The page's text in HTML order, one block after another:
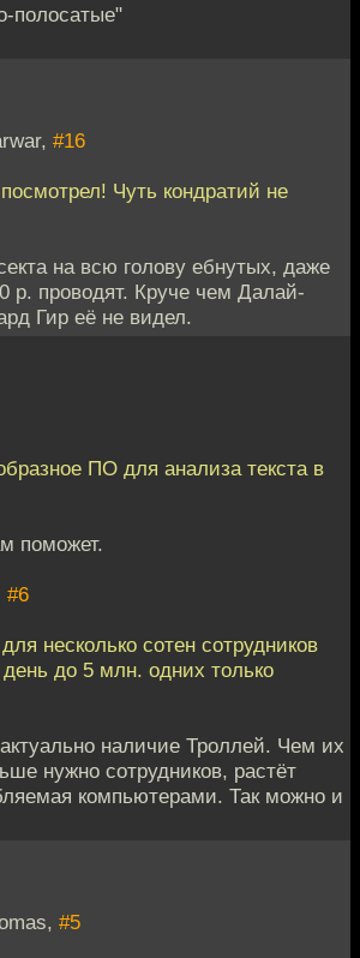
полосатые"
#16
Чуть кондратий не
на всю голову ебнутых, даже
р. проводят. Круче чем Далай-
Гир её не видел.
ПО для анализа текста в
поможет.
#6
несколько сотен сотрудников
до 5 млн. одних только
наличие Троллей. Чем их
нужно сотрудников, растёт
компьютерами. Так можно и
#5